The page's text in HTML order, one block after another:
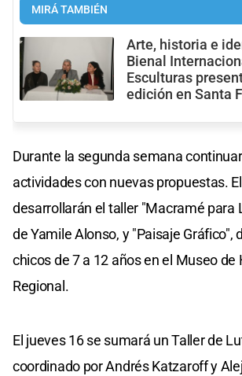
MIRÁ TAMBIÉN
Arte, historia e
Bienal
Esculturas
edición en Santa
Durante la segunda semana
actividades con nuevas propuestas.
desarrollarán el taller "Macramé para
de Yamile Alonso, y "Paisaje Gráfico",
chicos de 7 a 12 años en el Museo de
Regional.
El jueves 16 se sumará un Taller de
coordinado por Andrés Katzaroff y